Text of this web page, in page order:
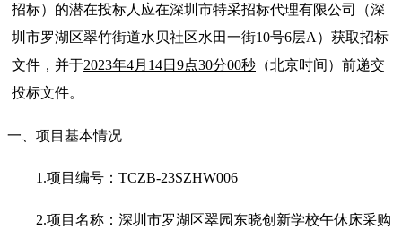
招标）的潜在投标人应在深圳市特采招标代理有限公司（深
圳市罗湖区翠竹街道水贝社区水田一街10号6层A）获取招标
文件，并于2023年4月14日9点30分00秒 （北京时间）前递交
投标文件。
一、项目基本情况
1.项目编号：TCZB-23SZHW006
2.项目名称：深圳市罗湖区翠园东晓创新学校午休床采购